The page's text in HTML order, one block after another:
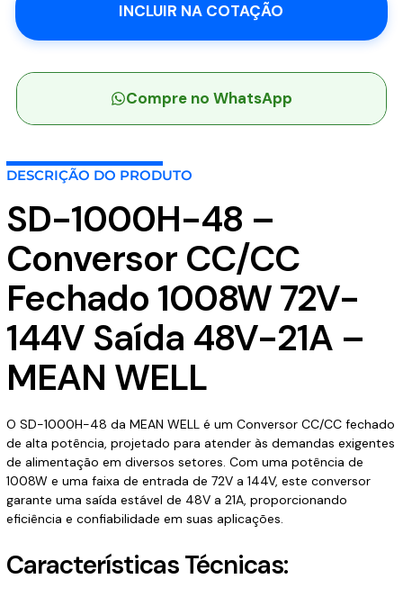
Conversor
CC/CC
1008W
144V
21A
MEAN
WELL
quantidade
INCLUIR NA COTAÇÃO
Compre no WhatsApp
DESCRIÇÃO DO PRODUTO
SD-1000H-48 –
Conversor CC/CC
Fechado 1008W 72V-
144V Saída 48V-21A –
MEAN WELL
O SD-1000H-48 da MEAN WELL é um Conversor CC/CC fechado
de alta potência, projetado para atender às demandas exigentes
de alimentação em diversos setores. Com uma potência de
1008W e uma faixa de entrada de 72V a 144V, este conversor
garante uma saída estável de 48V a 21A, proporcionando
eficiência e confiabilidade em suas aplicações.
Características Técnicas: